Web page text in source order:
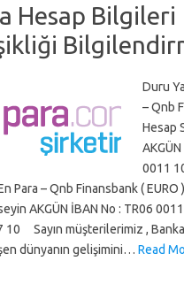
Hesap Bilgileri
Duru
– Qnb
Hesap
0011
Para – Qnb Finansbank ( EURO
AKGÜN İBAN No : TR06
10 Sayın müşterilerimiz ,
dünyanın gelişimini… Read